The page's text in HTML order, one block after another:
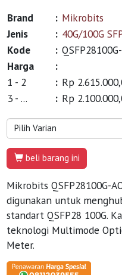
Brand : Mikrobits
Jenis
: 40G/100G
Kode
:
Harga
:
1 - 2
: Rp
3 - ...
: Rp
beli barang ini
Mikrobits QSFP28100G-
digunakan untuk
standart QSFP28 100G.
teknologi Multimode
Meter.